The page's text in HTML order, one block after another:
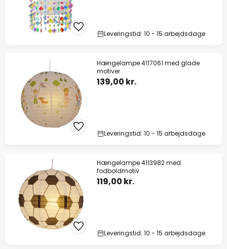
Leveringstid: 10 - 15 arbejdsdage
Hængelampe 4117061 med glade
motiver
139,00 kr.
Leveringstid: 10 - 15 arbejdsdage
Hængelampe 4113982 med
fodboldmotiv
119,00 kr.
Leveringstid: 10 - 15 arbejdsdage